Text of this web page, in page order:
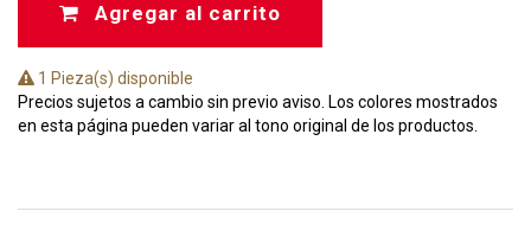
Agregar al carrito
1 Pieza(s) disponible
Precios sujetos a cambio sin previo aviso. Los colores mostrados
en esta página pueden variar al tono original de los productos.